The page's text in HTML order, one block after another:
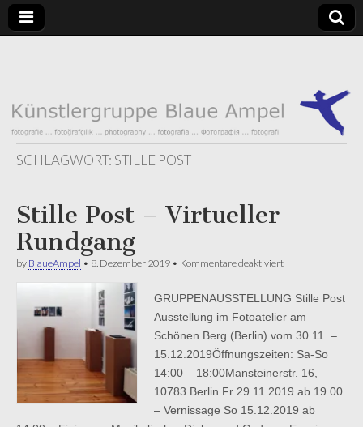
Künstlergruppe
Blaue Ampel
SCHLAGWORT:STILLE POST
Stille Post – Virtueller
Rundgang
by BlaueAmpel • 8. Dezember 2019 • Kommentare deaktiviertfür
–
Virtueller
GRUPPENAUSSTELLUNG Stille Post
Ausstellung im Fotoatelier am
Schönen Berg (Berlin) vom 30.11. –
15.12.2019Öffnungszeiten: Sa-So
14:00 – 18:00Mansteinerstr. 16,
10783 Berlin Fr 29.11.2019 ab 19.00
– Vernissage So 15.12.2019 ab